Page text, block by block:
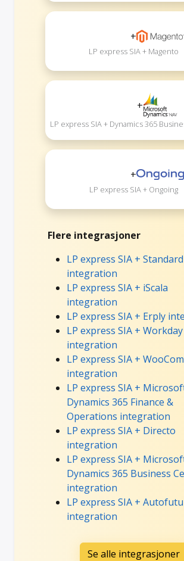
+
LP express SIA + Magento
+
LP express SIA + Dynamics 365
+
LP express SIA + Ongoing
Flere integrasjoner
LP express SIA +
integration
LP express SIA + iScala
integration
LP express SIA + Erply
LP express SIA + Workday
integration
LP express SIA +
integration
LP express SIA +
Dynamics 365 Finance &
Operations integration
LP express SIA + Directo
integration
LP express SIA +
Dynamics 365 Business
integration
LP express SIA +
integration
Se alle integrasjoner